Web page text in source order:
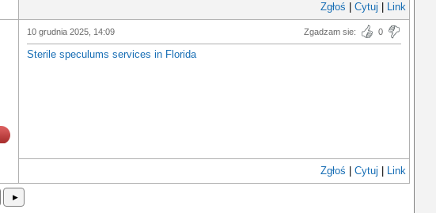
Zgłoś Cytuj Link
10 grudnia 2025, 14:09 Zgadzam sie: 0
Sterile speculums services in Florida
Zgłoś Cytuj Link
▸